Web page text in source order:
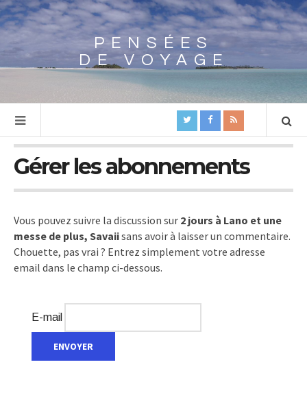
Array
PENSÉES
DE VOYAGE
Gérer les abonnements
Vous pouvez suivre la discussion sur 2 jours à Lano et une
messe de plus, Savaiisans avoir à laisser un commentaire.
Chouette, pas vrai ? Entrez simplement votre adresse
email dans le champ ci-dessous.
E-mail